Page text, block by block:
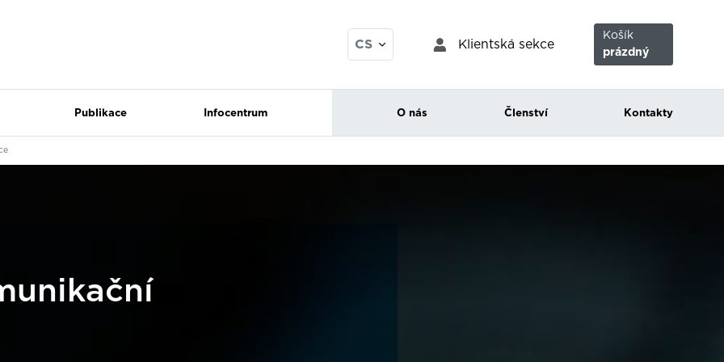
Klientská sekce
Košík
prázdný
CS
Publikace Infocentrum O nás Členství Kontakty